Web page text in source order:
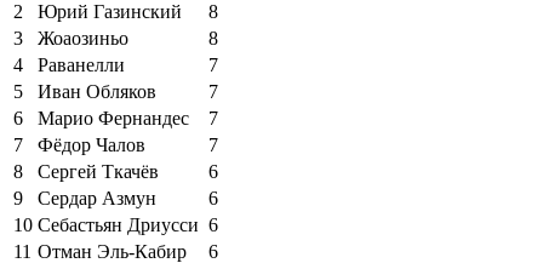
2
Юрий Газинский
8
3
Жоаозиньо
8
4
Раванелли
7
5
Иван Обляков
7
6
Марио Фернандес
7
7
Фёдор Чалов
7
8
Сергей Ткачёв
6
9
Сердар Азмун
6
10 Себастьян Дриусси 6
11 Отман Эль-Кабир
6